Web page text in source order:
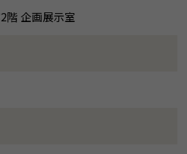
階 企画展示室